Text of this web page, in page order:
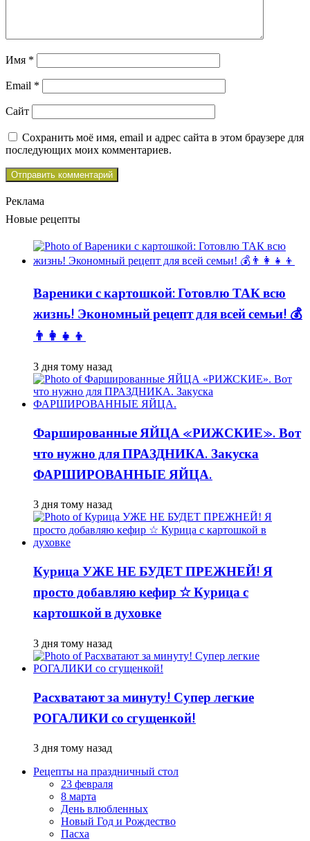
Имя *
Email *
Сайт
Сохранить моё имя, email и адрес сайта в этом браузере для
последующих моих комментариев.
Реклама
Новые рецепты
Вареники с картошкой: Готовлю ТАК всю
жизнь! Экономный рецепт для всей семьи! 💰
👨👩👧👦
3 дня тому назад
Фаршированные ЯЙЦА «РИЖСКИЕ». Вот
что нужно для ПРАЗДНИКА. Закуска
ФАРШИРОВАННЫЕ ЯЙЦА.
3 дня тому назад
Курица УЖЕ НЕ БУДЕТ ПРЕЖНЕЙ! Я
просто добавляю кефир ☆ Курица с
картошкой в духовке
3 дня тому назад
Расхватают за минуту! Супер легкие
РОГАЛИКИ со сгущенкой!
3 дня тому назад
Рецепты на праздничный стол
23 февраля
8 марта
День влюбленных
Новый Год и Рождество
Пасха